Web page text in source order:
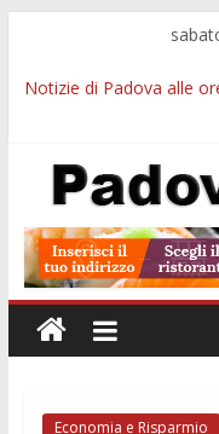
Notizie di Padova alle
Notizie di Padova alle
Limena e progetto Cool
Bando sicurezza
Sicurezza esodo estivo
e treni
Bonus trasporto
annuale
Economia e Risparmio